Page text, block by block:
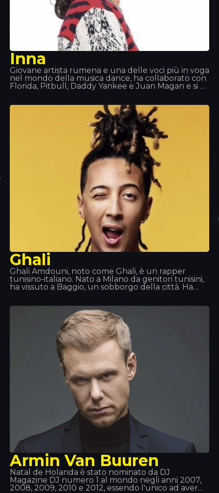
Inna
Giovane artista rumena e una delle voci più in voga
nel mondo della musica dance, ha collaborato con
Florida, Pitbull, Daddy Yankee e Juan Magan e si è
sono i suoi successi che hanno riscosso maggiore
successo negli ultimi tempi. Noi di Tropocs
abbiamo avuto l’onore di poterla ascoltare e
Ghali
Ghali Amdouni, noto come Ghali, è un rapper
tunisino-italiano. Nato a Milano da genitori tunisini,
ha vissuto a Baggio, un sobborgo della città. Ha
parte della Troupe D’Elite, di cui facevano parte
anche il rapper Er Nyah (in seguito noto come
Ernia), la cantante Maite e il produttore Fonzie (in
seguito noto come Fawzi). Nello stesso anno ha
ricevuto un invito dal rapper Gué Pequeno a
firmare con l’etichetta discografica Tanta Roba e
ha fatto un tour con Fedez.
Armin Van Buuren
Natal de Holanda è stato nominato da DJ
Magazine DJ numero 1 al mondo negli anni 2007,
2008, 2009, 2010 e 2012, essendo l'unico ad aver